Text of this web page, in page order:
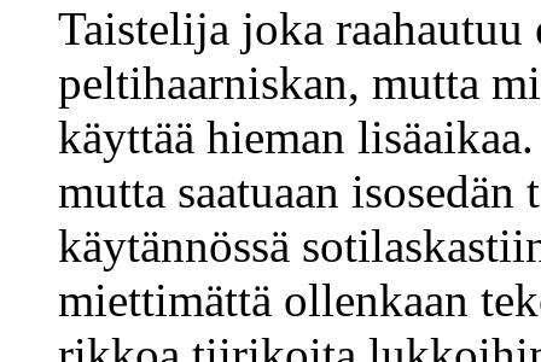
Taistelija joka raahautuu
peltihaarniskan, mutta
käyttää hieman
mutta saatuaan
käytännössä
miettimättä ollenkaan